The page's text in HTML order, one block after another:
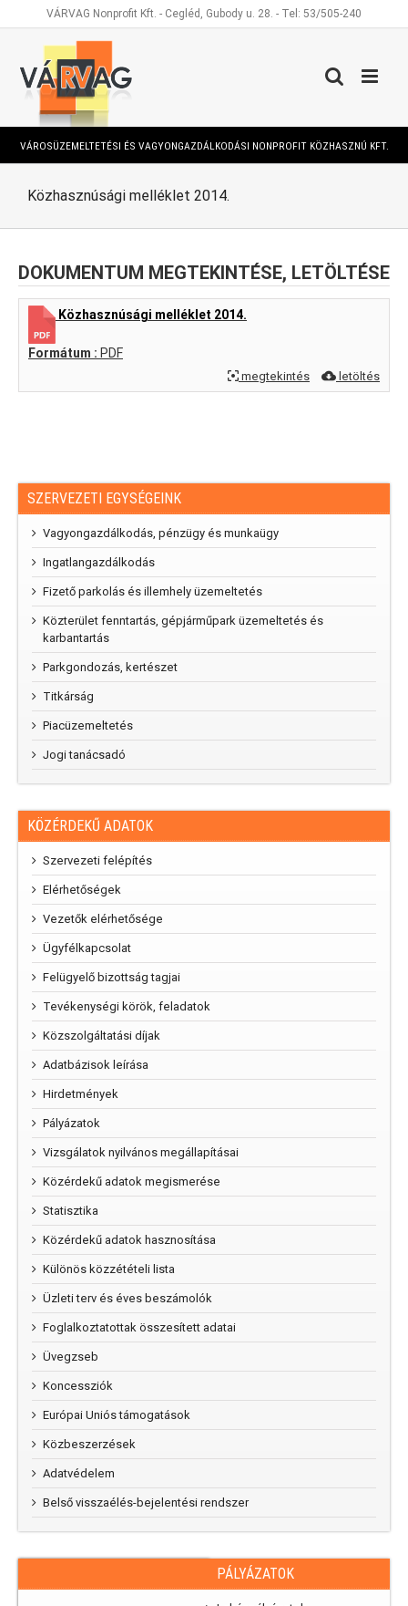
KihagyásVÁRVAG Nonprofit Kft. - Cegléd, Gubody u. 28. - Tel: 53/505-240
VÁROSÜZEMELTETÉSI ÉS VAGYONGAZDÁLKODÁSI NONPROFIT KÖZHASZNÚ KFT.
Közhasznúsági melléklet 2014.
DOKUMENTUM MEGTEKINTÉSE, LETÖLTÉSE
Közhasznúsági melléklet 2014.
Formátum : PDF
megtekintés letöltés
SZERVEZETI EGYSÉGEINK
Vagyongazdálkodás, pénzügy és munkaügy
Ingatlangazdálkodás
Fizető parkolás és illemhely üzemeltetés
Közterület fenntartás, gépjárműpark üzemeltetés és
karbantartás
Parkgondozás, kertészet
Titkárság
Piacüzemeltetés
Jogi tanácsadó
KÖZÉRDEKŰ ADATOK
Szervezeti felépítés
Elérhetőségek
Vezetők elérhetősége
Ügyfélkapcsolat
Felügyelő bizottság tagjai
Tevékenységi körök, feladatok
Közszolgáltatási díjak
Adatbázisok leírása
Hirdetmények
Pályázatok
Vizsgálatok nyilvános megállapításai
Közérdekű adatok megismerése
Statisztika
Közérdekű adatok hasznosítása
Különös közzétételi lista
Üzleti terv és éves beszámolók
Foglalkoztatottak összesített adatai
Üvegzseb
Koncessziók
Európai Uniós támogatások
Közbeszerzések
Adatvédelem
Belső visszaélés-bejelentési rendszer
PÁLYÁZATOK